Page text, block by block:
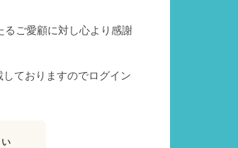
るご愛顧に対し心より感謝
ておりますのでログイン